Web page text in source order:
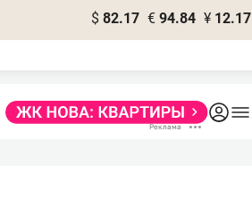
$ 82.17 € 94.84 ¥ 12.17